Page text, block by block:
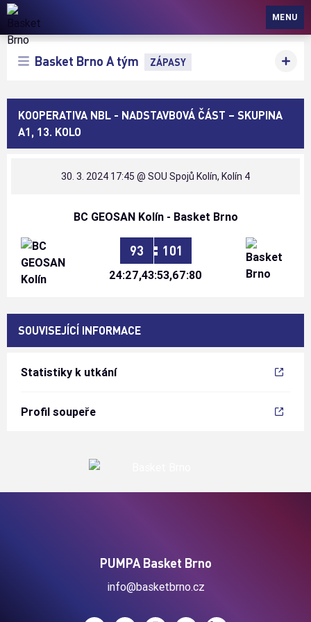
Basket Brno
MENU
Basket Brno A tým ZÁPASY
KOOPERATIVA NBL - NADSTAVBOVÁ ČÁST – SKUPINA
A1, 13. KOLO
30. 3. 2024 17:45 @ SOU Spojů Kolín, Kolín 4
BC GEOSAN Kolín - Basket Brno
93 : 101
24:27,43:53,67:80
SOUVISEJÍCÍ INFORMACE
Statistiky k utkání
Profil soupeře
PUMPA Basket Brno
info@basketbrno.cz